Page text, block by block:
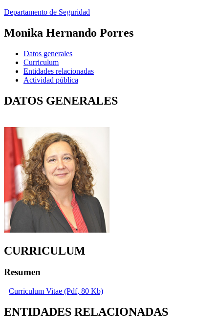
Departamento de Seguridad
Monika Hernando Porres
Datos generales
Curriculum
Entidades relacionadas
Actividad pública
DATOS GENERALES
CURRICULUM
Resumen
Curriculum Vitae (Pdf, 80 Kb)
ENTIDADES RELACIONADAS